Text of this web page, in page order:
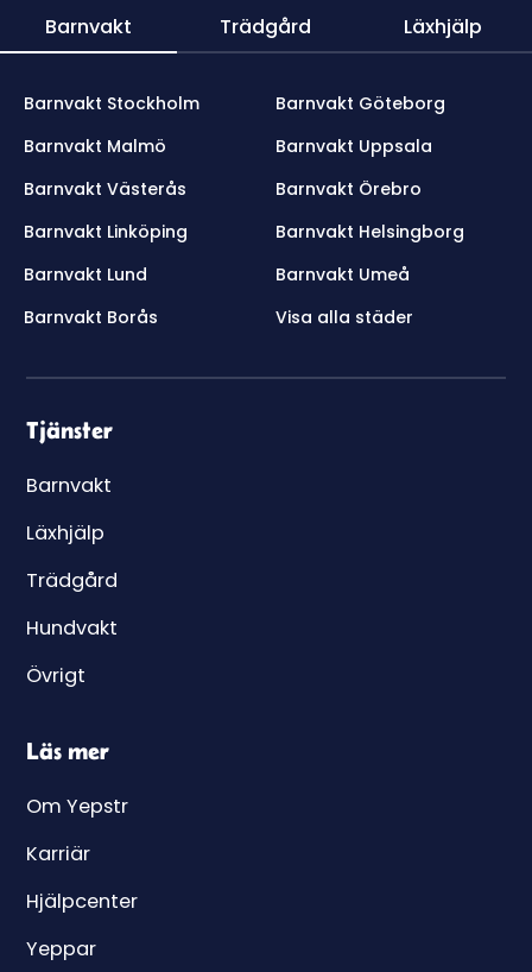
Barnvakt Trädgård Läxhjälp
Barnvakt Stockholm
Barnvakt Göteborg
Barnvakt Malmö
Barnvakt Uppsala
Barnvakt Västerås
Barnvakt Örebro
Barnvakt Linköping
Barnvakt Helsingborg
Barnvakt Lund
Barnvakt Umeå
Barnvakt Borås
Visa alla städer
Tjänster
Barnvakt
Läxhjälp
Trädgård
Hundvakt
Övrigt
Läs mer
Om Yepstr
Karriär
Hjälpcenter
Yeppar